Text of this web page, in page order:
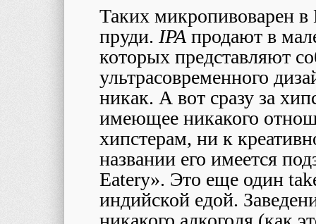
Таких микропивоварен
пруди. IPA продают в
которых представляют
ультрасовременного
никак. А вот сразу за
имеющее никакого
хипстерам, ни к
названии его имеется
Eatery». Это еще один
индийской едой.